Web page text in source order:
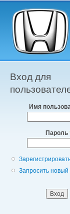
Главное меню
Вход для
Имя
Пароль
Запросить новый